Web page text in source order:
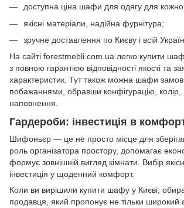
доступна ціна шафи для одягу для
якісні матеріали, надійна фурнітура;
зручне доставлення по Києву і всій
На сайті forestmebli.com.ua легко купити
з повною гарантією відповідності якості та
характеристик. Тут також можна шафи
побажаннями, обравши конфігурацію, колір,
наповнення.
Гардероби: інвестиція в
Шифоньєр — це не просто місце для
роль організатора простору, допомагає
формує зовнішній вигляд кімнати. Вибір
інвестиція у щоденний комфорт.
Коли ви вирішили купити шафу у Києві,
продавця, який пропонує не тільки широкий